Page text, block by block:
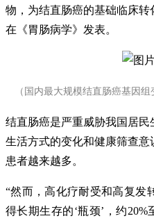
物，为结直肠癌的基础临床
在《胃肠病学》发表。
（国内最大规模结直肠癌基因
结直肠癌是严重威胁我国居
生活方式的变化和健康筛查
患者越来越多。
“然而，高化疗耐受和高复发
得长期生存的‘瓶颈’，约